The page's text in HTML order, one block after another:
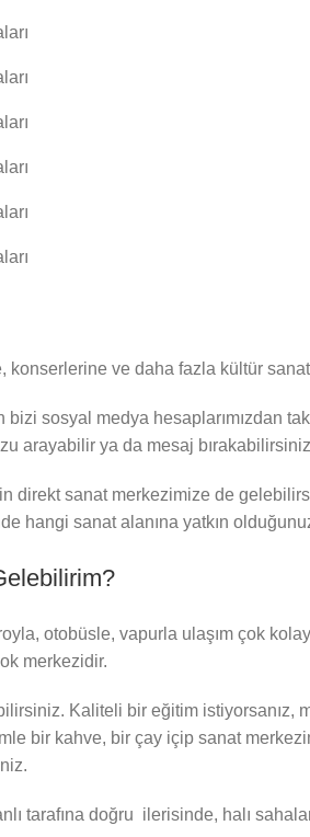
konserlerine ve daha fazla kültür
sosyal medya hesaplarımızdan
arayabilir ya da mesaj
direkt sanat merkezimize de
hangi sanat alanına yatkın
otobüsle, vapurla ulaşım çok
merkezidir.
Kaliteli bir eğitim
bir kahve, bir çay içip sanat
tarafına doğru ilerisinde, halı